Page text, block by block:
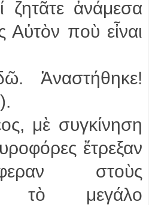
ζητᾶτε ἀνάμεσα
Αὐτὸν ποὺ εἶναι
Ἀναστήθηκε!
μὲ συγκίνηση
ἔτρεξαν
στοὺς
τὸ μεγάλο